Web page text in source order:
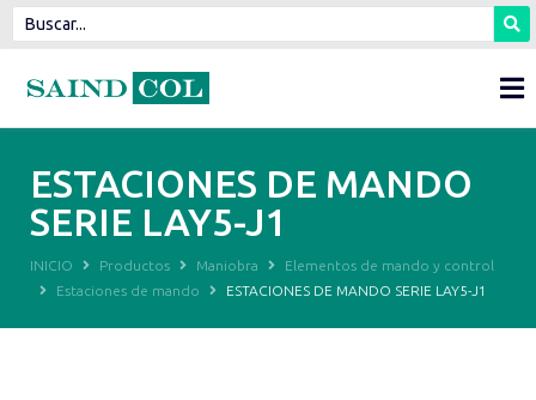
ESTACIONES DE MANDO
SERIE LAY5-J1
INICIO Productos Maniobra
Elementos de mando y control
Estaciones de mando
ESTACIONES DE MANDO SERIE LAY5-J1